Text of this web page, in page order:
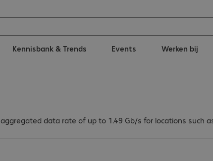
Kennisbank & Trends Events Werken bij
data rate of up to 1.49 Gb/s for locations such